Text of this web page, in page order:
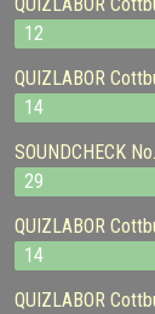
QUIZLABOR
12
QUIZLABOR
14
SOUNDCHECK
29
QUIZLABOR
14
QUIZLABOR